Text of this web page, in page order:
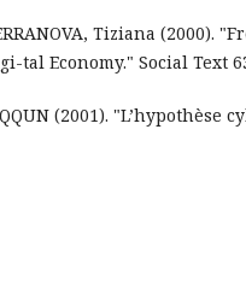
Tiziana (2000).
tal Economy." Social Text
(2001). "L’hypothèse